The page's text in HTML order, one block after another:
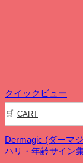
クイックビュー
CART
Dermagic (ダーマ
ハリ・年齢サイン